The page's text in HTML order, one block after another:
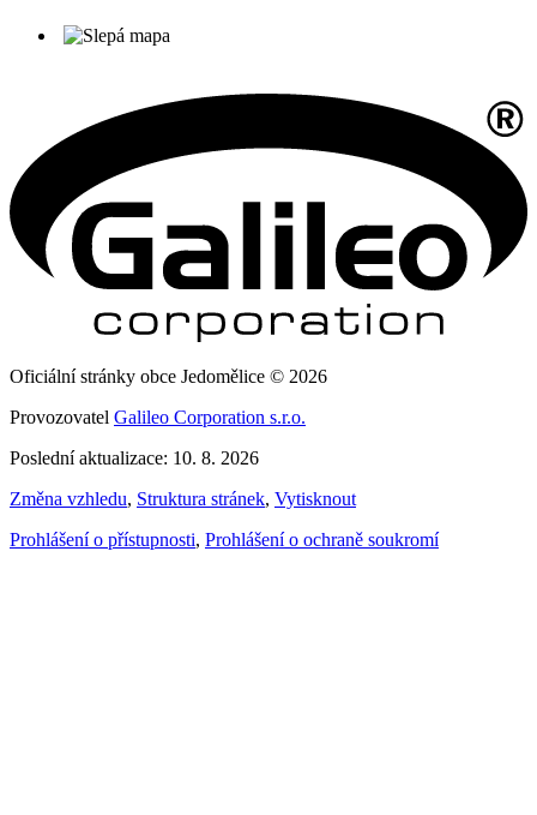
Oficiální stránky obce Jedomělice © 2026
Provozovatel Galileo Corporation s.r.o.
Poslední aktualizace: 10. 8. 2026
Změna vzhledu, Struktura stránek, Vytisknout
Prohlášení o přístupnosti, Prohlášení o ochraně soukromí